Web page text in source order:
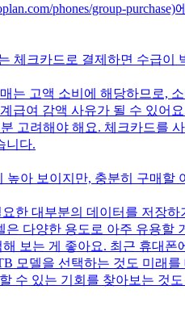
phones/group-purchase)
체크카드로 결제하면 수급이
는 고액 소비에 해당하므로,
급여 감액 사유가 될 수 있어
고려해야 해요. 체크카드를
니다.
아 보이지만, 충분히 구매할
한 대부분의 데이터를 저장하
다양한 용도로 아주 유용할
보는 게 좋아요. 최근 휴대폰
모델을 선택하는 것도 미래를
수 있는 기회를 찾아보는 것